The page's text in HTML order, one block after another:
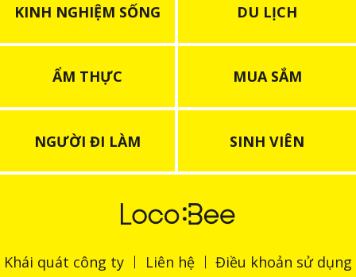
KINH NGHIỆM SỐNG DU LỊCH
ẨM THỰC MUA SẮM
NGƯỜI ĐI LÀM SINH VIÊN
Khái quát công ty Liên hệ Điều khoản sử dụng